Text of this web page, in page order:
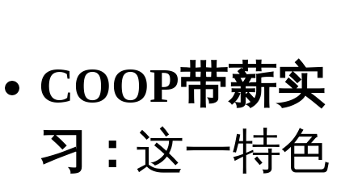
COOP带薪实
习： 这一特色